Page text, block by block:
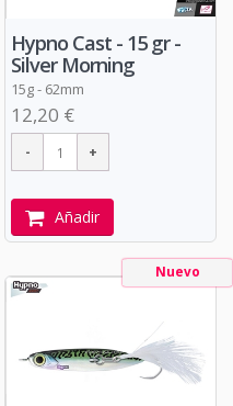
Hypno Cast - 15 gr -
Silver Morning
15g - 62mm
12,20 €
Añadir
Nuevo